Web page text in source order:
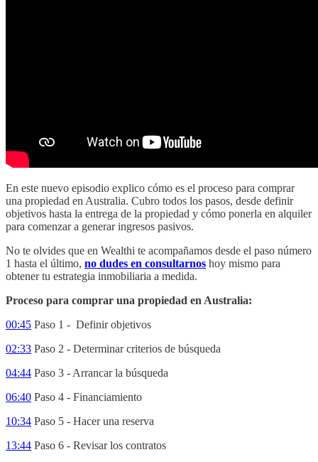
En este nuevo episodio explico cómo es el proceso para comprar
una propiedad en Australia. Cubro todos los pasos, desde definir
objetivos hasta la entrega de la propiedad y cómo ponerla en alquiler
para comenzar a generar ingresos pasivos.
No te olvides que en Wealthi te acompañamos desde el paso número
1 hasta el último, no dudes en consultarnos hoy mismo para
obtener tu estrategia inmobiliaria a medida.
Proceso para comprar una propiedad en Australia:
00:45 Paso 1 - Definir objetivos
02:33 Paso 2 - Determinar criterios de búsqueda
04:44 Paso 3 - Arrancar la búsqueda
06:40 Paso 4 - Financiamiento
10:34 Paso 5 - Hacer una reserva
13:44 Paso 6 - Revisar los contratos